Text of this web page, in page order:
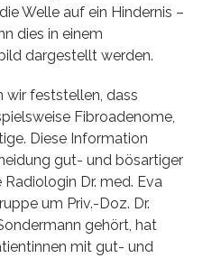
Welle auf ein Hindernis –
dies in einem
dargestellt werden.
wir feststellen, dass
Fibroadenome,
Diese Information
gut- und bösartiger
Dr. med. Eva
um Priv.-Doz. Dr.
gehört, hat
mit gut- und